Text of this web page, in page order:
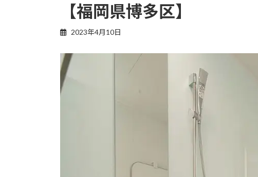
【福岡県博多区】
2023年4月10日